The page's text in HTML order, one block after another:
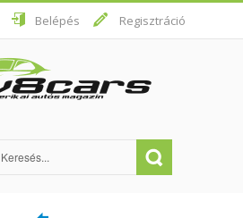
Belépés Regisztráció